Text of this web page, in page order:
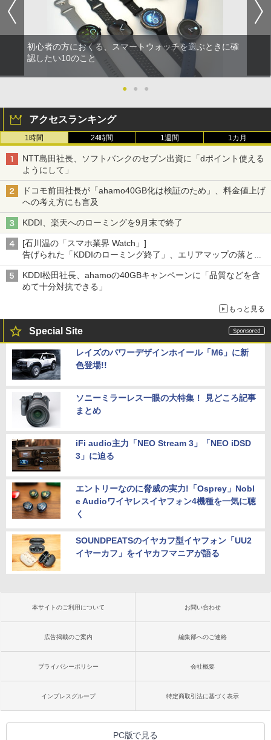
初心者の方におくる、スマートウォッチを選ぶときに確
認したい10のこと
● ● ●
アクセスランキング
1時間 24時間 1週間 1カ月
NTT島田社長、ソフトバンクのセブン出資に「dポイント使える
ようにして」
ドコモ前田社長が「ahamo40GB化は検証のため」、料金値上げ
への考え方にも言及
KDDI、楽天へのローミングを9月末で終了
[石川温の「スマホ業界 Watch」]
告げられた「KDDIのローミング終了」、エリアマップの落とし
穴と楽天モバイルの課題
KDDI松田社長、ahamoの40GBキャンペーンに「品質などを含
めて十分対抗できる」
もっと見る
Special Site
レイズのパワーデザインホイール「M6」に新
色登場!!
ソニーミラーレス一眼の大特集！ 見どころ記事
まとめ
iFi audio主力「NEO Stream 3」「NEO iDSD
3」に迫る
エントリーなのに脅威の実力!「Osprey」Nobl
e Audioワイヤレスイヤフォン4機種を一気に聴
く
SOUNDPEATSのイヤカフ型イヤフォン「UU2
イヤーカフ」をイヤカフマニアが語る
本サイトのご利用について お問い合わせ
広告掲載のご案内 編集部へのご連絡
プライバシーポリシー 会社概要
インプレスグループ 特定商取引法に基づく表示
PC版で見る